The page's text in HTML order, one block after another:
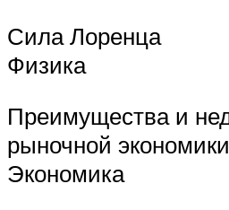
Сила Лоренца
Физика
Преимущества и
рыночной экономики
Экономика